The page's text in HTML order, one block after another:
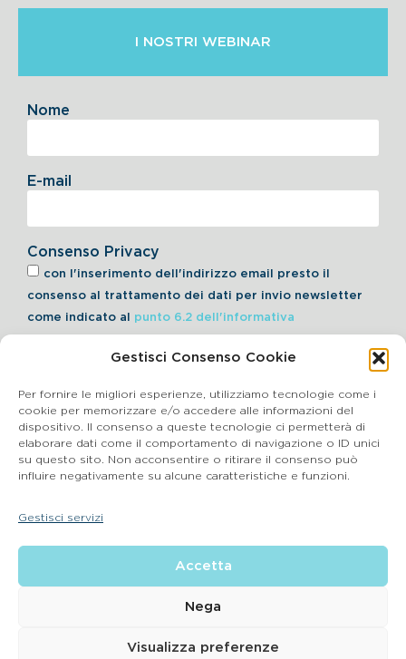
Gestisci Consenso Cookie
Per fornire le migliori esperienze, utilizziamo tecnologie come i
cookie per memorizzare e/o accedere alle informazioni del
dispositivo. Il consenso a queste tecnologie ci permetterà di
elaborare dati come il comportamento di navigazione o ID unici
su questo sito. Non acconsentire o ritirare il consenso può
influire negativamente su alcune caratteristiche e funzioni.
Gestisci servizi
Accetta
Nega
Visualizza preferenze
I NOSTRI WEBINAR
Consenso Privacy
con l'inserimento dell'indirizzo email presto il
consenso al trattamento dei dati per invio newsletter
come indicato al punto 6.2 dell'informativa
Nome
E-mail
Iscriviti alla Newsletter
Cookie Policy
P.IVA 03864990134 SDI:SUBM70N REA: BS – 602533 – Capitale
sociale deliberato 34,732.500, i.v. –
| Email: